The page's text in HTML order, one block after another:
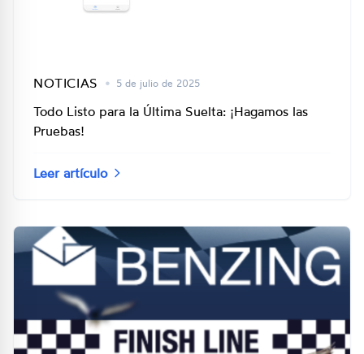
NOTICIAS • 5 de julio de 2025
Todo Listo para la Última Suelta: ¡Hagamos las
Pruebas!
Leer artículo